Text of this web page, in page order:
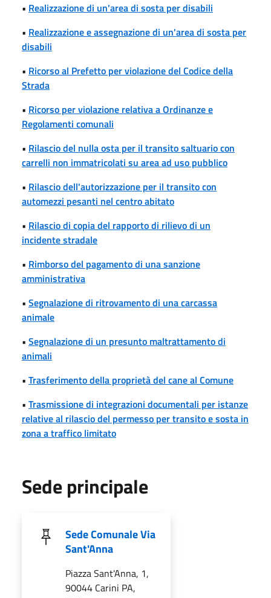
• Realizzazione di un'area di sosta per disabili
• Realizzazione e assegnazione di un'area di sosta per
disabili
• Ricorso al Prefetto per violazione del Codice della
Strada
• Ricorso per violazione relativa a Ordinanze e
Regolamenti comunali
• Rilascio del nulla osta per il transito saltuario con
carrelli non immatricolati su area ad uso pubblico
• Rilascio dell'autorizzazione per il transito con
automezzi pesanti nel centro abitato
• Rilascio di copia del rapporto di rilievo di un
incidente stradale
• Rimborso del pagamento di una sanzione
amministrativa
• Segnalazione di ritrovamento di una carcassa
animale
• Segnalazione di un presunto maltrattamento di
animali
• Trasferimento della proprietà del cane al Comune
• Trasmissione di integrazioni documentali per istanze
relative al rilascio del permesso per transito e sosta in
zona a traffico limitato
Sede principale
Sede Comunale Via
Sant'Anna
Piazza Sant'Anna, 1,
90044 Carini PA,